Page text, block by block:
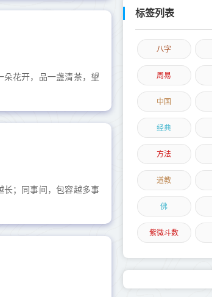
朵花开，品一盏清茶，望
长；同事间，包容越多事
标签列表
八字
周易
中国
经典
方法
道教
佛
紫微斗数